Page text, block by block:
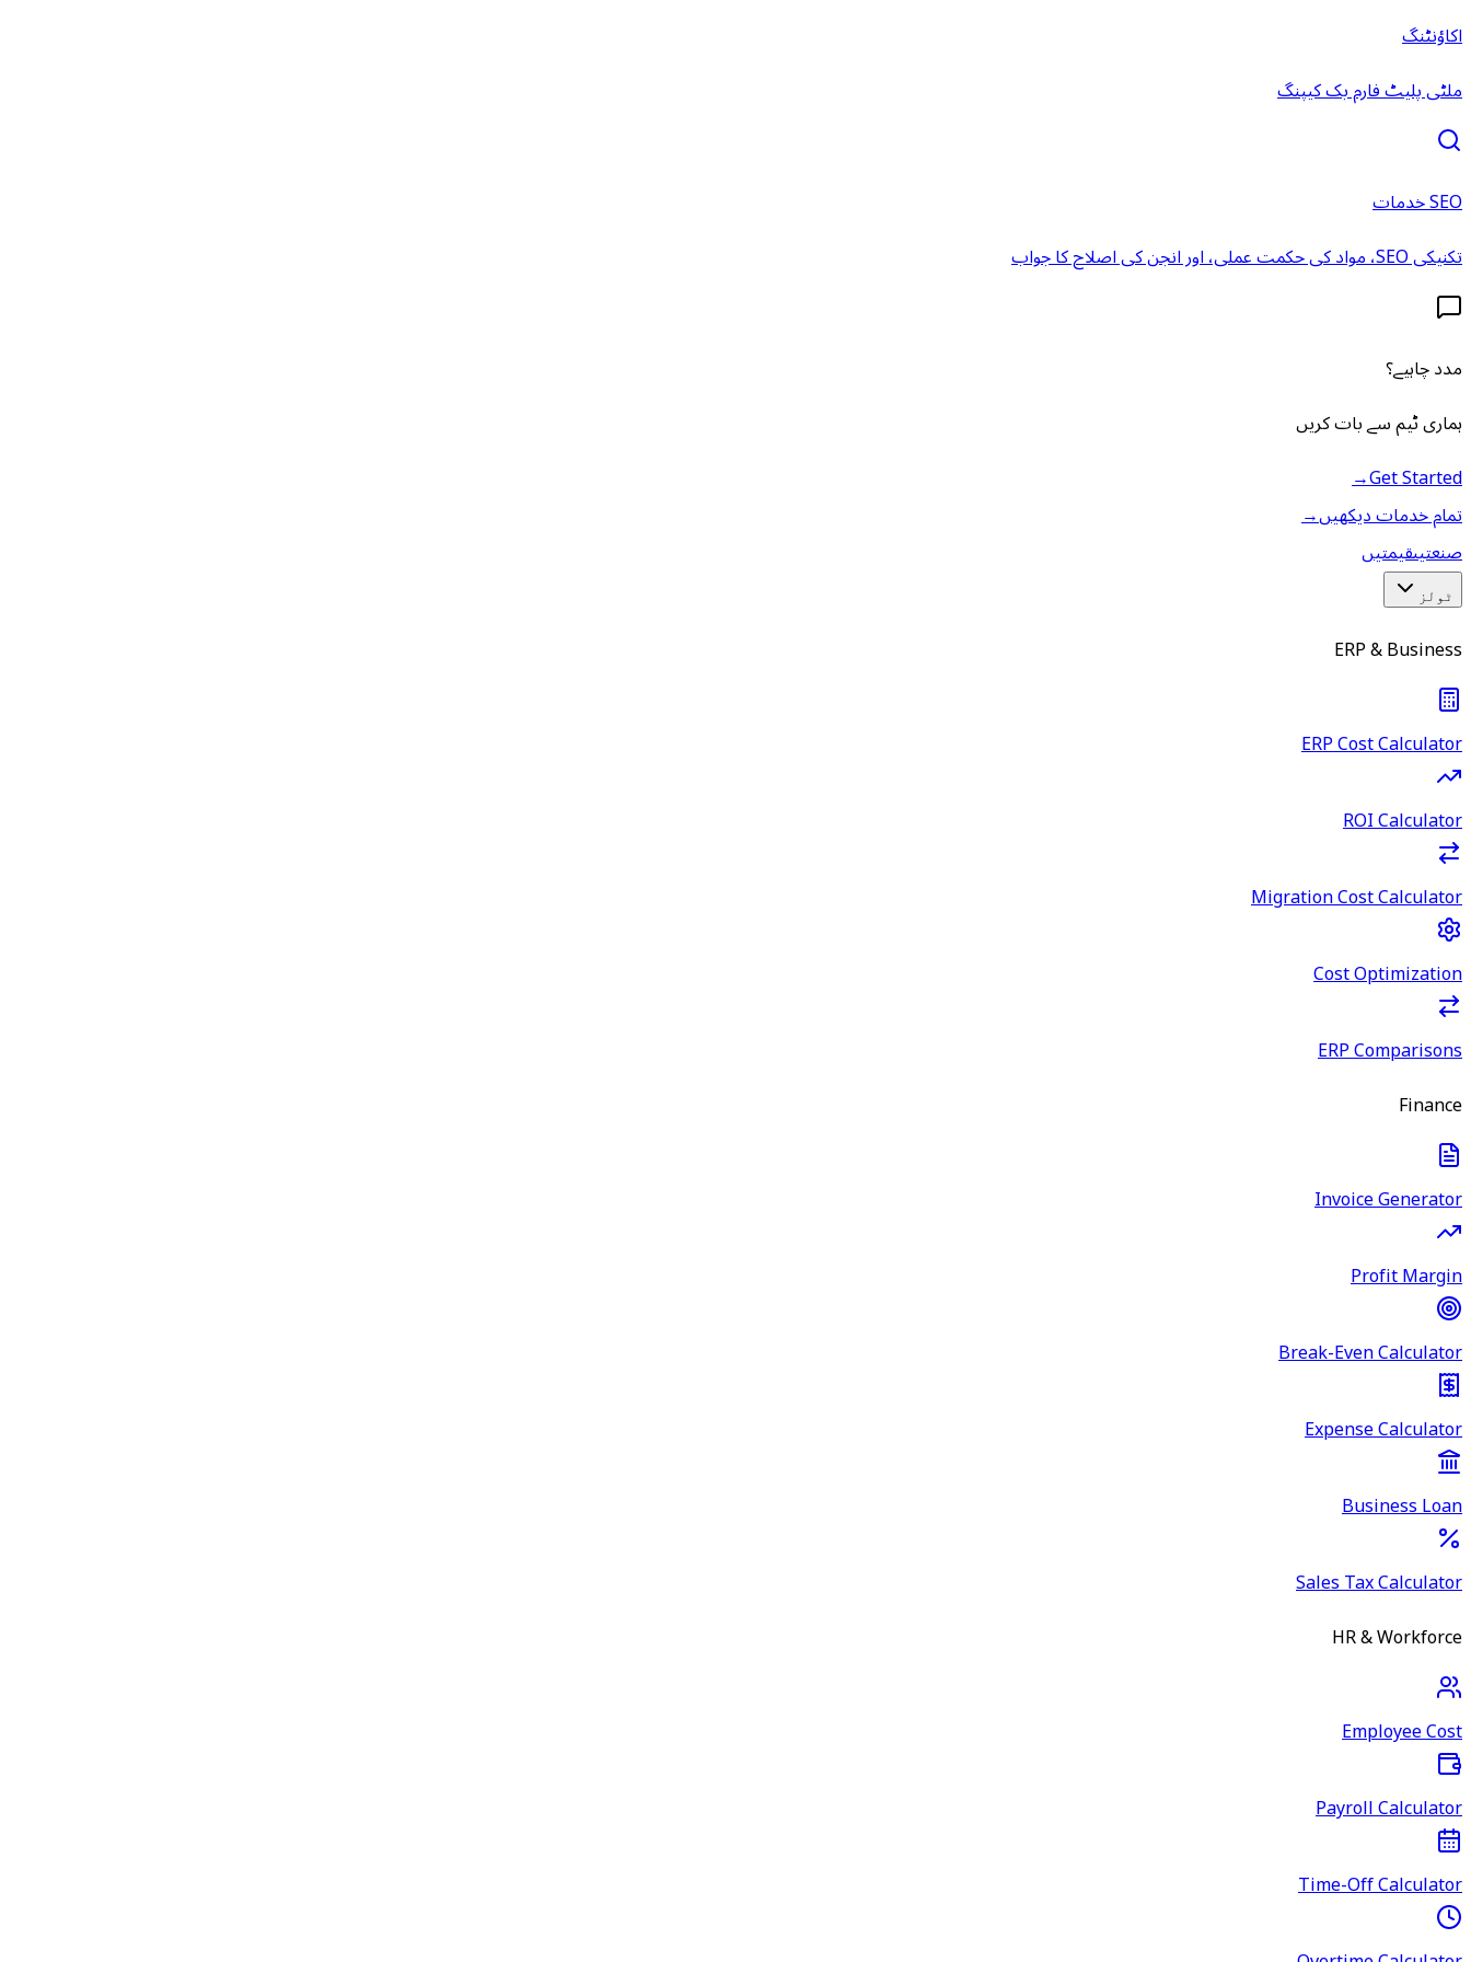
اکاؤنٹنگ
ملٹی پلیٹ فارم بک کیپنگ
SEO خدمات
تکنیکی SEO، مواد کی حکمت عملی، اور انجن کی اصلاح کا جواب
مدد چاہیے؟
ہماری ٹیم سے بات کریں
Get Started
→
تمام خدمات دیکھیں→
صنعتیںقیمتیں
ٹولز
ERP & Business
ERP Cost Calculator
ROI Calculator
Migration Cost Calculator
Cost Optimization
ERP Comparisons
Finance
Invoice Generator
Profit Margin
Break-Even Calculator
Expense Calculator
Business Loan
Sales Tax Calculator
HR & Workforce
Employee Cost
Payroll Calculator
Time-Off Calculator